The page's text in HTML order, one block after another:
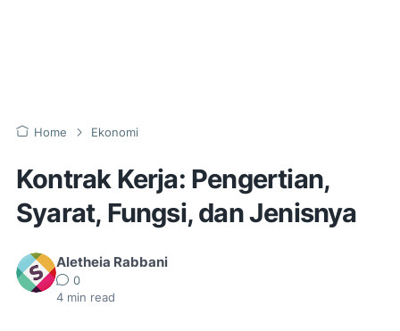
Home Ekonomi
Kontrak Kerja: Pengertian,
Syarat, Fungsi, dan Jenisnya
Aletheia Rabbani
0
4 min read